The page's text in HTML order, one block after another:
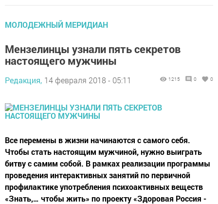
МОЛОДЕЖНЫЙ МЕРИДИАН
Мензелинцы узнали пять секретов
настоящего мужчины
Редакция, 14 февраля 2018 - 05:11 1215 0 0
Все перемены в жизни начинаются с самого себя.
Чтобы стать настоящим мужчиной, нужно выиграть
битву с самим собой. В рамках реализации программы
проведения интерактивных занятий по первичной
профилактике употребления психоактивных веществ
«Знать,… чтобы жить» по проекту «Здоровая Россия -